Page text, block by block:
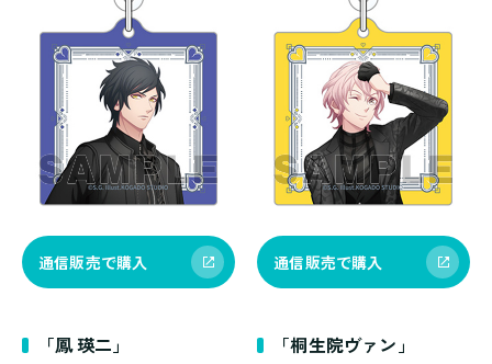
通信販売で購入 通信販売で購入
「鳳 瑛二」 「桐生院ヴァン」